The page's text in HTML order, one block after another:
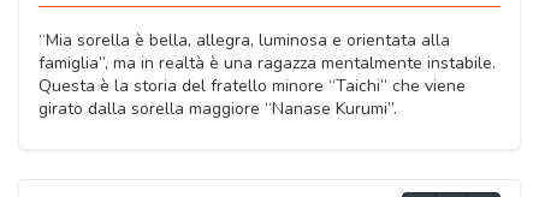
“Mia sorella è bella, allegra, luminosa e orientata alla
famiglia”, ma in realtà è una ragazza mentalmente instabile.
Questa è la storia del fratello minore “Taichi” che viene
girato dalla sorella maggiore “Nanase Kurumi”.